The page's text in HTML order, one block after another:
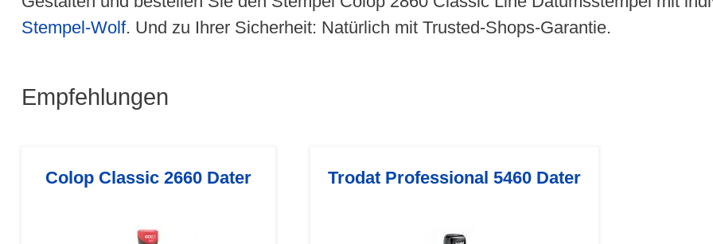
Stempel-Wolf. Und zu Ihrer Sicherheit: Natürlich mit Trusted-Shops-Garantie.
Empfehlungen
Colop Classic 2660 Dater Trodat Professional 5460 Dater